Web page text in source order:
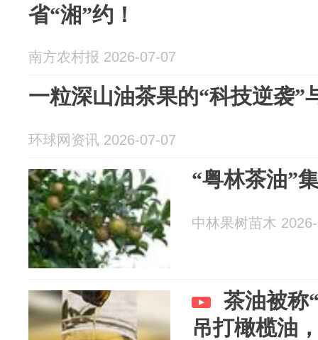
省“湘”约！
南方农村报 2026-07-07
一粒深山油茶果的“科技逆袭”
环球网资讯 2026-07-07
“粤林茶油”
中林果树苗木
茶油被称
吊打橄榄油